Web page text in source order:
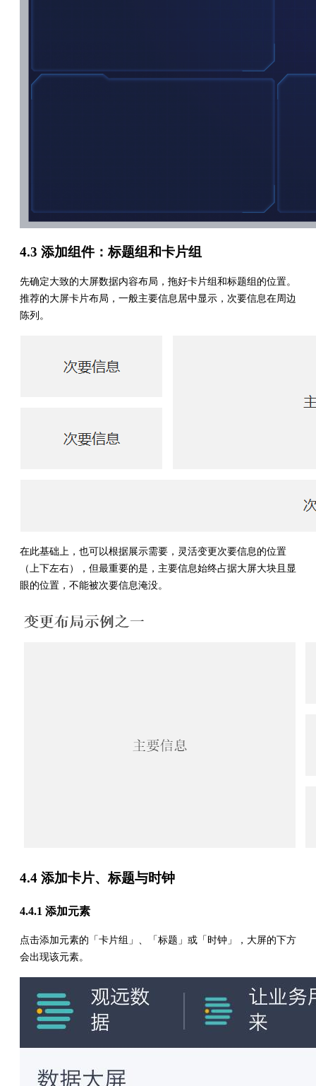
4.3 添加组件：标题组和卡片组
先确定大致的大屏数据内容布局，拖好卡片组和标题组的位置。
推荐的大屏卡片布局，一般主要信息居中显示，次要信息在周边
陈列。
在此基础上，也可以根据展示需要，灵活变更次要信息的位置
（上下左右），但最重要的是，主要信息始终占据大屏大块且显
眼的位置，不能被次要信息淹没。
4.4 添加卡片、标题与时钟
4.4.1 添加元素
点击添加元素的「卡片组」、「标题」或「时钟」，大屏的下方
会出现该元素。